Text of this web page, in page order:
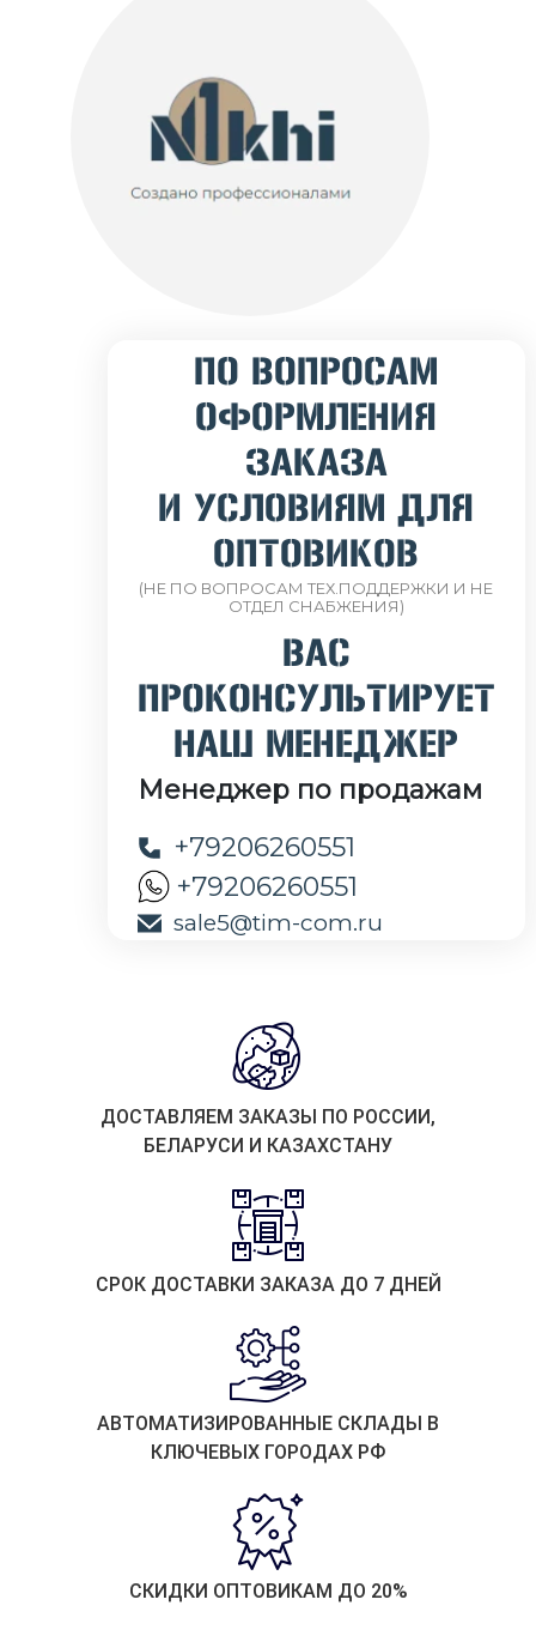
ПО ВОПРОСАМ
ОФОРМЛЕНИЯ
ЗАКАЗА
И УСЛОВИЯМ ДЛЯ
ОПТОВИКОВ
(НЕ ПО ВОПРОСАМ ТЕХ.ПОДДЕРЖКИ И НЕ
ОТДЕЛ СНАБЖЕНИЯ)
ВАС
ПРОКОНСУЛЬТИРУЕТ
НАШ МЕНЕДЖЕР
Менеджер по продажам
+79206260551
+79206260551
sale5@tim-com.ru
ДОСТАВЛЯЕМ ЗАКАЗЫ ПО РОССИИ,
БЕЛАРУСИ И КАЗАХСТАНУ
СРОК ДОСТАВКИ ЗАКАЗА ДО 7 ДНЕЙ
АВТОМАТИЗИРОВАННЫЕ СКЛАДЫ В
КЛЮЧЕВЫХ ГОРОДАХ РФ
СКИДКИ ОПТОВИКАМ ДО 20%